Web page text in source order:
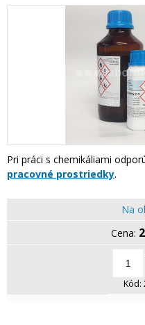
Pri práci s chemikáliami
pracovné prostriedky.
Na
Kód: